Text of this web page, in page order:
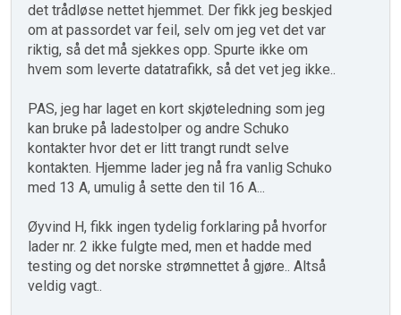
det trådløse nettet hjemmet. Der fikk jeg beskjed
om at passordet var feil, selv om jeg vet det var
riktig, så det må sjekkes opp. Spurte ikke om
hvem som leverte datatrafikk, så det vet jeg ikke..
PAS, jeg har laget en kort skjøteledning som jeg
kan bruke på ladestolper og andre Schuko
kontakter hvor det er litt trangt rundt selve
kontakten. Hjemme lader jeg nå fra vanlig Schuko
med 13 A, umulig å sette den til 16 A...
Øyvind H, fikk ingen tydelig forklaring på hvorfor
lader nr. 2 ikke fulgte med, men et hadde med
testing og det norske strømnettet å gjøre.. Altså
veldig vagt..